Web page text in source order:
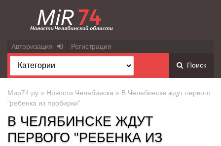
Авторизация Регистрация
Поиск
Мир74.ру » Новости Челябинска » В Челябинске ждут первого
"ребенка из пробирки"
В ЧЕЛЯБИНСКЕ ЖДУТ
ПЕРВОГО "РЕБЕНКА ИЗ